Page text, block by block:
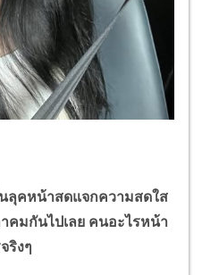
หน้าสดแจกความสดใส
คมกันไปเลย คนอะไรหน้า
ริงๆ